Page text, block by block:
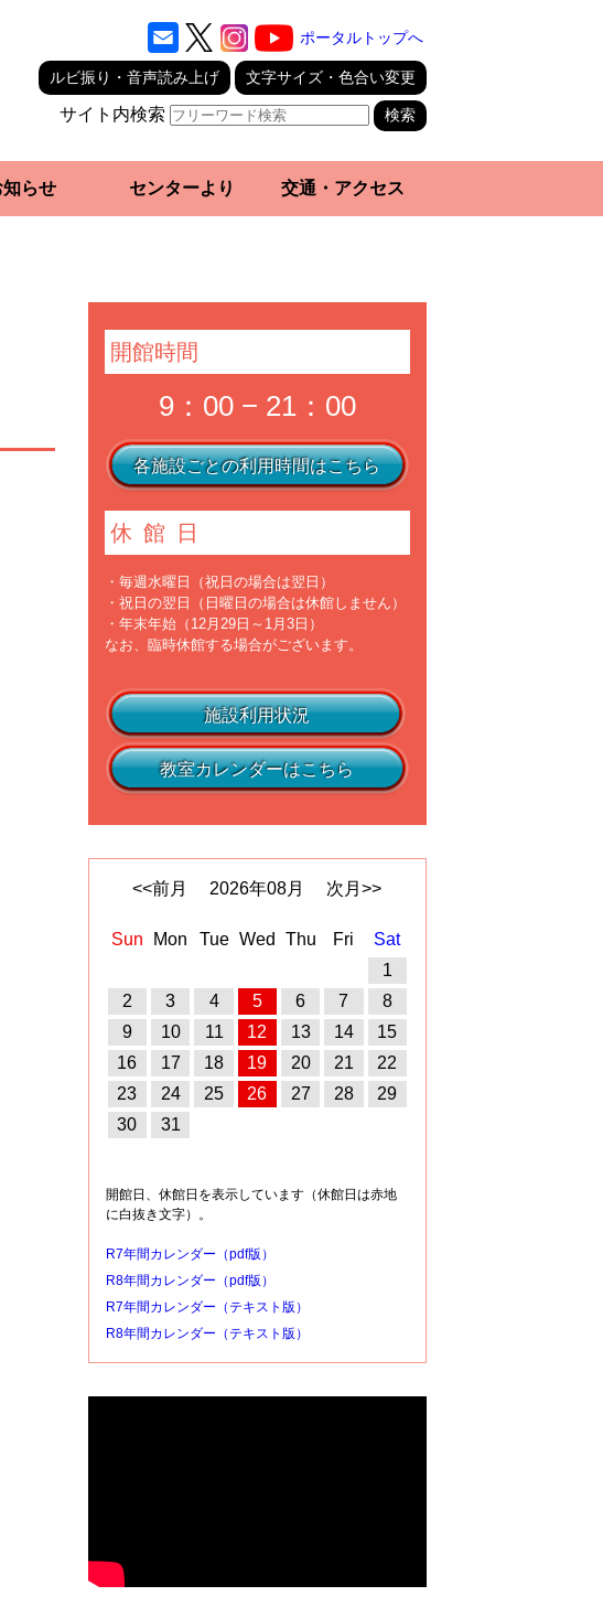
ポータルトップへ
ルビ振り・音声読み上げ 文字サイズ・色合い変更
サイト内検索
知らせ センターより 交通・アクセス
開館時間
9：00 − 21：00
各施設ごとの利用時間はこちら
休館日
・毎週水曜日（祝日の場合は翌日）
・祝日の翌日（日曜日の場合は休館しません）
・年末年始（12月29日～1月3日）
なお、臨時休館する場合がございます。
施設利用状況
教室カレンダーはこちら
<<前月 2026年08月 次月>>
Sun Mon Tue Wed Thu Fri
Sat
1
2
3 4 5 6 7
8
9
10 11 12 13 14
15
16
17 18 19 20 21
22
23
24 25 26 27 28
29
30
31
開館日、休館日を表示しています（休館日は赤地
に白抜き文字）。
R7年間カレンダー（pdf版）
R8年間カレンダー（pdf版）
R7年間カレンダー（テキスト版）
R8年間カレンダー（テキスト版）